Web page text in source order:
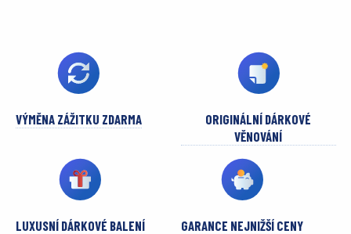
VÝMĚNA ZÁŽITKU ZDARMA
ORIGINÁLNÍ DÁRKOVÉ
VĚNOVÁNÍ
LUXUSNÍ DÁRKOVÉ BALENÍ GARANCE NEJNIŽŠÍ CENY